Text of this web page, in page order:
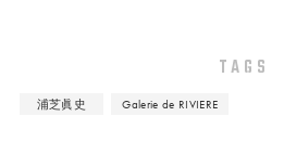
TAGS
浦芝眞史 Galerie de RIVIERE